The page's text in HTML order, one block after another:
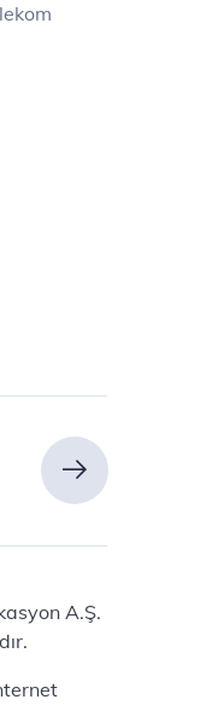
A.Ş.